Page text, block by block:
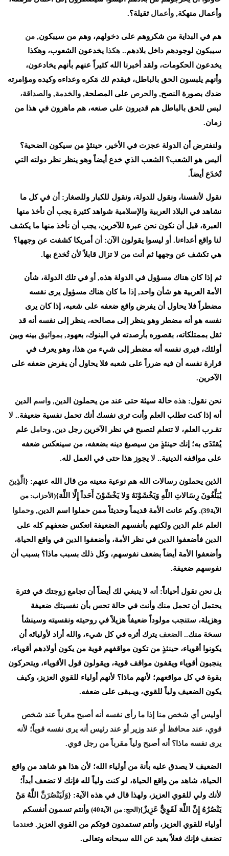
وأعمال منهكة, وأعمال ثقيلة؟.
هم في البداية من شكروهم على دخولهم، وهم من سيبكون, من
سيبكون لوجودهم داخل بلادهم.. هكذا يخدعون الشعوب، وهكذا
يخدعون
الحكومات، ولقد أخبرنا الله كثيراً عنهم بأنهم يخادعون،
وأنهم يلبسون الحق بالباطل، فيقدم لك مَكره وعداءه وكيده ومؤامرته
ضدك بصورة النصح, والحرص على المصلحة, والخدمة, والصداقة،
لبس للحق بالباطل هم قديرون على صنعه، هم ماهرون في هذا من
زمان.
ولنفترض أن الدولة عجزت في الأخير، حينئذٍ من سيكون
الضحية؟
أليس هو الشعب؟ الشعب الذي خدع أيضاً وهو ينظر نظر دولته
التي
تٌخدَع أيضاً.
نقول لأنفسنا، ونقول للدولة، ونقول للكبار وللصغار : أن في كل ما
نشاهد في البلاد العربية والإسلامية شواهد كثيرة يجب أن نأخذ منها
العبرة، قبل أن نكون نحن عبرة للآخرين، يجب أن نأخذ منها ما يكشف
لنا واقع أعداءنا. أو ليسوا يقولون الآن: أن أمريكا كشفت عن وجهها؟
هي تكشف عن وجهها ثم أنت من لا تزال قابلاً لأن تُخدع بها.
ثم إذا كان هناك مسؤول في الدولة هذه, أو في تلك الدولة، شأن
الأمة
العربية هو شأن واحد, إذا ما كان هناك مسؤول يرى نفسه
مضطراً
فلا يحاول أن يفرض واقع ضعفه على شعبه، إذا كان يرى
نفسه هو أنه مضطر وهو ينظر إلى مصالحه، ينظر إلى نفسه أنه قد
ثقل بممتلكاته، بقصوره بأرصدته في البنوك، بعهود, بمواثيق بينه وبين
أولئك، فيرى نفسه أنه مضطر إلى شيء من هذا، وهو يعرف في
قرارة نفسه أن فيه ضرراً على شعبه فلا يحاول أن يفرض ضعفه على
الآخرين.
نحن نقول: هذه حالة سيئة حتى عند من يحملون الدين, واسم
الدين
أنه إذا كنت تطلب العلم وأنت ترى نفسك أنك تحمل نفسية ضعيفة.. لا
تقـرب
العلم، لا تتعلم لتصبح في نظر الآخرين رجل دين, وحامل علم
يُقتَدَى به؛ إنك حينئذٍ من سيصبغ دينه بضعفه، من سينعكس ضعفه
على مواقفه الدينية.. لا يجوز هذا حتى في العمل لله.
الذين يحملون رسالات الله هم نوعية معينه من قال الله عنهم: { الَّذِينَ
يُبَلِّغُونَ رِسَالاتِ اللَّهِ وَيَخْشَوْنَهُ وَلا يَخْشَوْنَ أَحَداً إِلَّا اللَّهَ}
( الأحزاب: من
الآية39)
. وكم عانت الأمة قديماً وحديثاً ممن حملوا اسم الدين, وحملوا
العلم علم الدين ولكنهم بأنفسهم الضعيفة انعكس ضعفهم كله على
الدين فأضعفوا الدين في نظر الأمة، وأضعفوا الدين في واقع الحياة،
وأضعفوا
الأمة أيضاً بضعف نفوسهم، وكل ذلك بسبب ماذا؟ بسبب أن
نفوسهم ضعيفة.
بل نحن نقول أحياناًً: أنه لا ينبغي لك أيضاً أن تجامع زوجتك في فترة
يحتمل أن تحمل منك وأنت في حالة تحس بأن نفسيتك ضعيفة
وهزيلة، ستنجب مولوداً ضعيفاً هزيلاً في روحيته ونفسيته وسينشأ
نسخة منك.. الضعف يترك أثره في كل شيء، والله أراد لأوليائه أن
يكونوا
أقوياء، حينئذٍ من تكون مواقفهم قوية من يكون أولادهم أقوياء،
ينجبون أقوياء ويقفون مواقف قوية، ويقولون قول الأقوياء، ويتحركون
بقوة في كل مواقعهم؛ لأنهم ماذا؟ لأنهم أولياء للقوي العزيز، وكيف
يكون
الضعيف ولياً للقوي، ويـبقى على ضعفه.
أوليس أي شخص منا إذا ما رأى نفسه أنه أصبح مقرباً عند شخص
قوي، عند محافظ أو عند وزير أو عند رئيس أنه يرى نفسه قوياً؛ لأنه
يرى نفسه ماذا؟ أنه أصبح ولياً مقرباً من رجل قوي.
الضعيف لا يصدق عليه بأنة من أولياء الله؛ لأن هذا هو شاهد من واقع
الحياة، شاهد من واقع الحياة، لو كنت ولياً لله فإنك لا تضعف أبداً؛
لأنك ولي للقوي العزيز، ولهذا قال في هذه الآية: {وَلَيَنْصُرَنَّ اللَّهُ مَنْ
يَنْصُرُهُ إِنَّ اللَّهَ لَقَوِيٌّ عَزِيزٌ}
( الحج: من الآية40) وأنتم تسمون أنفسكم
أولياء للقوي العزيز، وأنتم تستمدون قوتكم من القوي العزيز . فعندما
تضعف فإنك فعلاً بعيد عن الله سبحانه وتعالى.